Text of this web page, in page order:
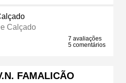
Calçado
7 avaliações
5 comentários
FAMALICÃO